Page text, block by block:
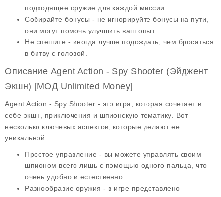
подходящее оружие для каждой миссии.
Собирайте бонусы - не игнорируйте бонусы на пути,
они могут помочь улучшить ваш опыт.
Не спешите - иногда лучше подождать, чем бросаться
в битву с головой.
Описание Agent Action - Spy Shooter (Эйджент
Экшн) [МОД Unlimited Money]
Agent Action - Spy Shooter - это игра, которая сочетает в
себе экшн, приключения и шпионскую тематику . Вот
несколько ключевых аспектов, которые делают ее
уникальной:
Простое управление - вы можете управлять своим
шпионом всего лишь с помощью одного пальца, что
очень удобно и естественно.
Разнообразие оружия - в игре представлено